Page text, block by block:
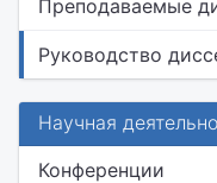
Преподаваемые
Руководство
Научная
Конференции